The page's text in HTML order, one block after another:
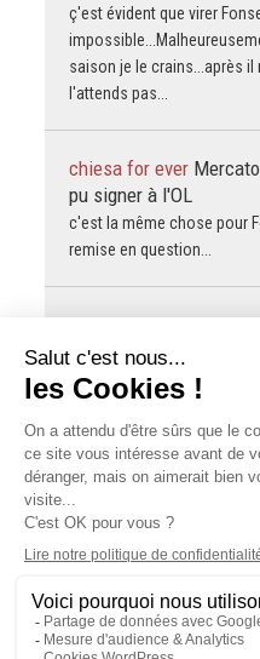
ç'est évident que virer
saison je le crains...après
l'attends pas...
chiesa for ever
pu signer à l'OL
c'est la même chose pour
remise en question...
TigoneMercato :
à l'OL
C'est rassurant que les
AMN ne peut plus jouir
question!
chiesa for ever
pour Tagliafico
tout à fait d'accord avec